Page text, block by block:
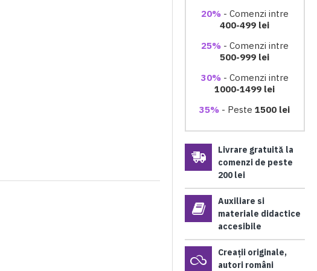
20%- Comenzi intre
400-499 lei
25%- Comenzi intre
500-999 lei
30%- Comenzi intre
1000-1499 lei
35% - Peste1500 lei
Livrare gratuită la
comenzi de peste
200 lei
Auxiliare si
materiale didactice
accesibile
Creații originale,
autori români